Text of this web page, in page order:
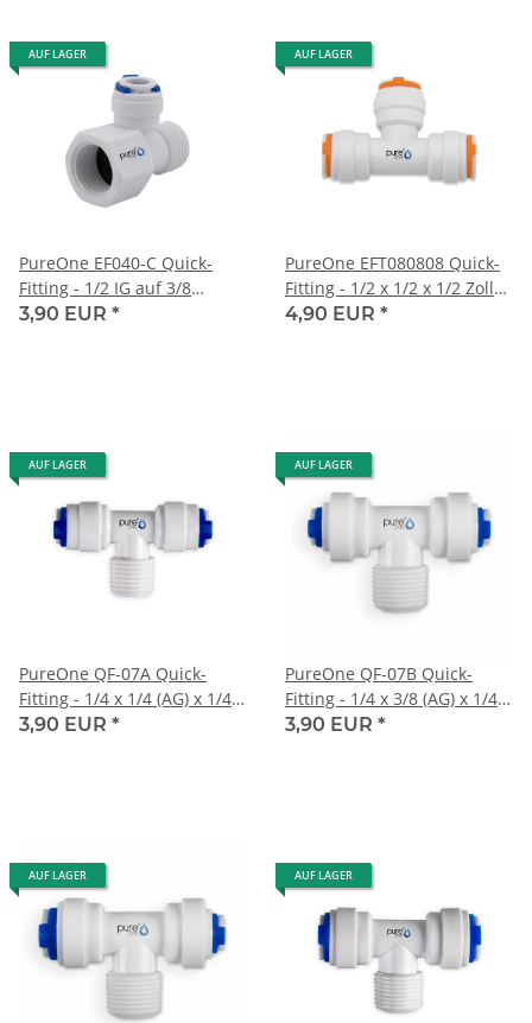
AUF LAGER
PureOne EF040-C Quick-
Fitting - 1/2 IG auf 3/8
Schlauch auf 1/2 Zoll AG | T-
3,90 EUR *
AUF LAGER
PureOne EFT080808 Quick-
Fitting - 1/2 x 1/2 x 1/2 Zoll
Schlauch | T-Form
4,90 EUR *
AUF LAGER
PureOne QF-07A Quick-
Fitting - 1/4 x 1/4 (AG) x 1/4
Zoll | T-Form
3,90 EUR *
AUF LAGER
PureOne QF-07B Quick-
Fitting - 1/4 x 3/8 (AG) x 1/4
Zoll | T-Form
3,90 EUR *
AUF LAGER AUF LAGER